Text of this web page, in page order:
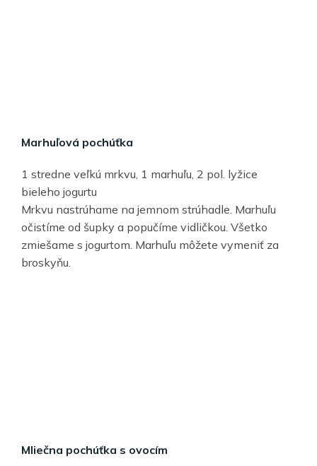
Marhuľová pochúťka
1 stredne veľkú mrkvu, 1 marhuľu, 2 pol. lyžice
bieleho jogurtu
Mrkvu nastrúhame na jemnom strúhadle. Marhuľu
očistíme od šupky a popučíme vidličkou. Všetko
zmiešame s jogurtom. Marhuľu môžete vymeniť za
broskyňu.
Mliečna pochúťka s ovocím